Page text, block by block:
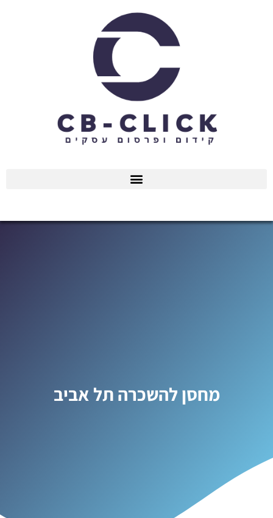
מחסן להשכרה תל אביב